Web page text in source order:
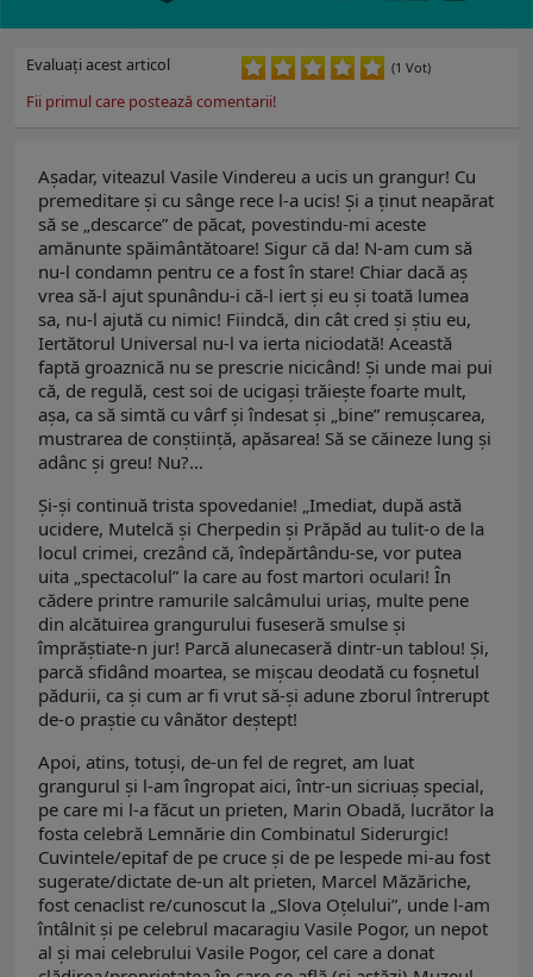
Evaluaţi acest articol (1 Vot)
Fii primul care postează comentarii!
Aşadar, viteazul Vasile Vindereu a ucis un grangur! Cu
premeditare şi cu sânge rece l-a ucis! Şi a ţinut neapărat
să se „descarce” de păcat, povestindu-mi aceste
amănunte spăimântătoare! Sigur că da! N-am cum să
nu-l condamn pentru ce a fost în stare! Chiar dacă aş
vrea să-l ajut spunându-i că-l iert şi eu şi toată lumea
sa, nu-l ajută cu nimic! Fiindcă, din cât cred şi ştiu eu,
Iertătorul Universal nu-l va ierta niciodată! Această
faptă groaznică nu se prescrie nicicând! Şi unde mai pui
că, de regulă, cest soi de ucigaşi trăieşte foarte mult,
aşa, ca să simtă cu vârf şi îndesat şi „bine” remuşcarea,
mustrarea de conştiinţă, apăsarea! Să se căineze lung şi
adânc şi greu! Nu?...
Şi-şi continuă trista spovedanie! „Imediat, după astă
ucidere, Mutelcă şi Cherpedin şi Prăpăd au tulit-o de la
locul crimei, crezând că, îndepărtându-se, vor putea
uita „spectacolul” la care au fost martori oculari! În
cădere printre ramurile salcâmului uriaş, multe pene
din alcătuirea grangurului fuseseră smulse şi
împrăştiate-n jur! Parcă alunecaseră dintr-un tablou! Şi,
parcă sfidând moartea, se mişcau deodată cu foşnetul
pădurii, ca şi cum ar fi vrut să-şi adune zborul întrerupt
de-o praştie cu vânător deştept!
Apoi, atins, totuşi, de-un fel de regret, am luat
grangurul şi l-am îngropat aici, într-un sicriuaş special,
pe care mi l-a făcut un prieten, Marin Obadă, lucrător la
fosta celebră Lemnărie din Combinatul Siderurgic!
Cuvintele/epitaf de pe cruce şi de pe lespede mi-au fost
sugerate/dictate de-un alt prieten, Marcel Măzăriche,
fost cenaclist re/cunoscut la „Slova Oţelului”, unde l-am
întâlnit şi pe celebrul macaragiu Vasile Pogor, un nepot
al şi mai celebrului Vasile Pogor, cel care a donat